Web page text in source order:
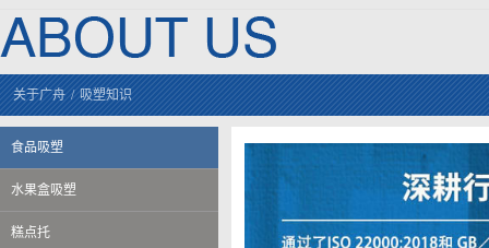
关于广舟 / 吸塑知识
食品吸塑
水果盒吸塑
糕点托